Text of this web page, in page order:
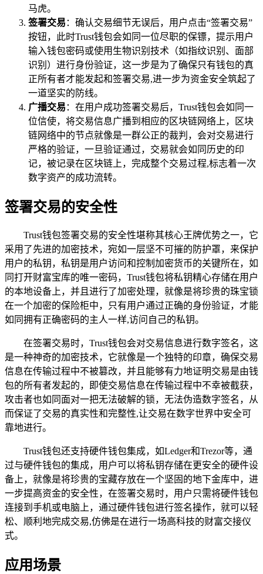
马虎。
签署交易 ：确认交易细节无误后，用户点击“签署交易”
按钮，此时Trust钱包会如同一位尽职的保镖，提示用户
输入钱包密码或使用生物识别技术（如指纹识别、面部
识别）进行身份验证，这一步是为了确保只有钱包的真
正所有者才能发起和签署交易,进一步为资金安全筑起了
一道坚实的防线。
广播交易 ：在用户成功签署交易后，Trust钱包会如同一
位信使，将交易信息广播到相应的区块链网络上，区块
链网络中的节点就像是一群公正的裁判，会对交易进行
严格的验证，一旦验证通过，交易就会如同历史的印
记，被记录在区块链上，完成整个交易过程,标志着一次
数字资产的成功流转。
签署交易的安全性
Trust钱包签署交易的安全性堪称其核心王牌优势之一，它
采用了先进的加密技术，宛如一层坚不可摧的防护罩，来保护
用户的私钥，私钥是用户访问和控制加密货币的关键所在，如
同打开财富宝库的唯一密码，Trust钱包将私钥精心存储在用户
的本地设备上，并且进行了加密处理，就像是将珍贵的珠宝锁
在一个加密的保险柜中，只有用户通过正确的身份验证，才能
如同拥有正确密码的主人一样,访问自己的私钥。
在签署交易时，Trust钱包会对交易信息进行数字签名，这
是一种神奇的加密技术，它就像是一个独特的印章，确保交易
信息在传输过程中不被篡改，并且能够有力地证明交易是由钱
包的所有者发起的，即使交易信息在传输过程中不幸被截获，
攻击者也如同面对一把无法破解的锁，无法伪造数字签名，从
而保证了交易的真实性和完整性,让交易在数字世界中安全可
靠地进行。
Trust钱包还支持硬件钱包集成，如Ledger和Trezor等，通
过与硬件钱包的集成，用户可以将私钥存储在更安全的硬件设
备上，就像是将珍贵的宝藏存放在一个坚固的地下金库中，进
一步提高资金的安全性，在签署交易时，用户只需将硬件钱包
连接到手机或电脑上，通过硬件钱包进行签名操作，就可以轻
松、顺利地完成交易,仿佛是在进行一场高科技的财富交接仪
式。
应用场景